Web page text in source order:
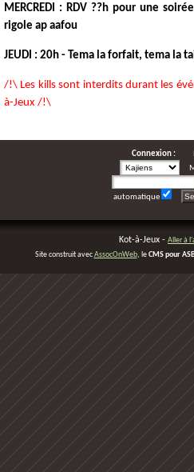
Connexion :
automatique
MERCREDI : RDV ??h pour une
rigole ap aafou
JEUDI : 20h - Tema la forfait, tema la
/!\ Les kills sont interdits durant les
à-Jeux /!\
Kot-à-Jeux - Aller à
Site construit avecAssocOnWeb, leCMS pour